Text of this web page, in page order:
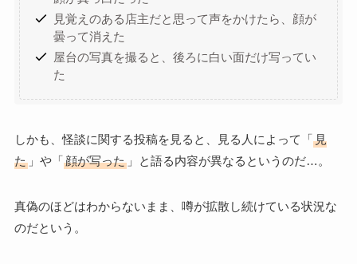
見覚えのある店主だと思って声をかけたら、顔が
曇って消えた
屋台の写真を撮ると、後ろに白い面だけ写ってい
た
しかも、怪談に関する投稿を見ると、見る人によって「見
た」や「顔が写った」と語る内容が異なるというのだ…。
真偽のほどはわからないまま、噂が拡散し続けている状況な
のだという。